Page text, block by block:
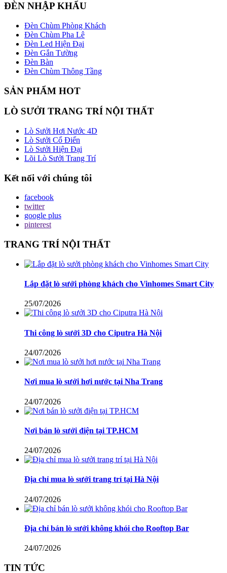
ĐÈN NHẬP KHẨU
Đèn Chùm Phòng Khách
Đèn Chùm Pha Lê
Đèn Led Hiện Đại
Đèn Gắn Tường
Đèn Bàn
Đèn Chùm Thông Tầng
SẢN PHẨM HOT
LÒ SƯỞI TRANG TRÍ NỘI THẤT
Lò Sưởi Hơi Nước 4D
Lò Sưởi Cổ Điển
Lò Sưởi Hiện Đại
Lõi Lò Sưởi Trang Trí
Kết nối với chúng tôi
facebook
twitter
google plus
pinterest
TRANG TRÍ NỘI THẤT
Lắp đặt lò sưởi phòng khách cho Vinhomes Smart City
25/07/2026
Thi công lò sưởi 3D cho Ciputra Hà Nội
24/07/2026
Nơi mua lò sưởi hơi nước tại Nha Trang
24/07/2026
Nơi bán lò sưởi điện tại TP.HCM
24/07/2026
Địa chỉ mua lò sưởi trang trí tại Hà Nội
24/07/2026
Địa chỉ bán lò sưởi không khói cho Rooftop Bar
24/07/2026
TIN TỨC